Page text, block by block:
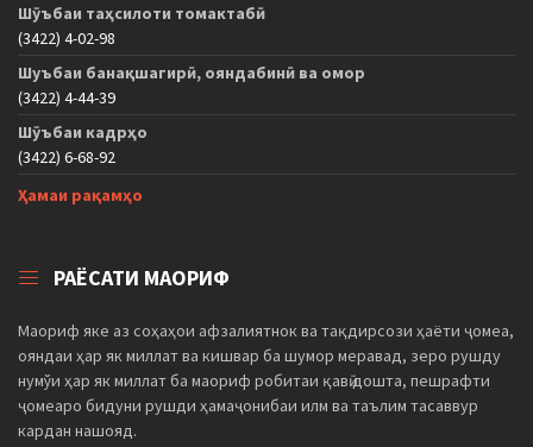
Шӯъбаи таҳсилоти томактабӣ
(3422) 4-02-98
Шуъбаи банақшагирӣ, ояндабинӣ ва омор
(3422) 4-44-39
Шӯъбаи кадрҳо
(3422) 6-68-92
Ҳамаи рақамҳо
РАЁСАТИ МАОРИФ
Маориф яке аз соҳаҳои афзалиятнок ва тақдирсози ҳаёти ҷомеа,
ояндаи ҳар як миллат ва кишвар ба шумор меравад, зеро рушду
нумўи ҳар як миллат ба маориф робитаи қавӣ дошта, пешрафти
ҷомеаро бидуни рушди ҳамаҷонибаи илм ва таълим тасаввур
кардан нашояд.